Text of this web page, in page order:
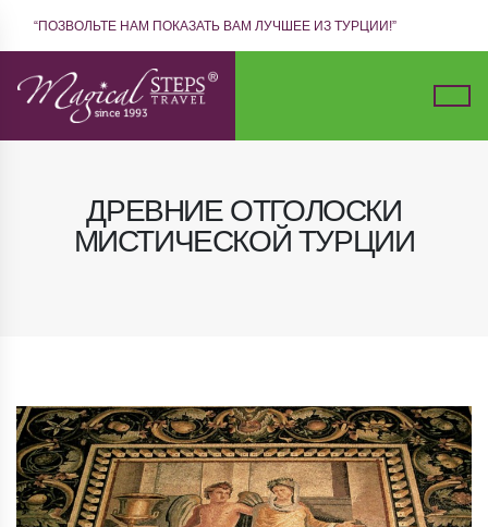
“ПОЗВОЛЬТЕ НАМ ПОКАЗАТЬ ВАМ ЛУЧШЕЕ ИЗ ТУРЦИИ!”
ДРЕВНИЕ ОТГОЛОСКИ
МИСТИЧЕСКОЙ ТУРЦИИ